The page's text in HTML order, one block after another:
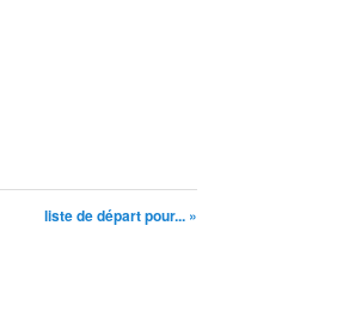
liste de départ pour... »